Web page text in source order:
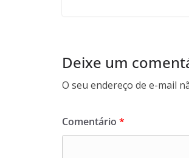
Deixe um
O seu endereço de e-mail
Comentário *